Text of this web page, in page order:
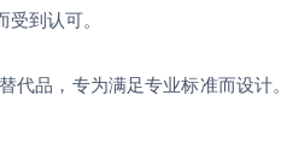
到认可。
代品，专为满足专业标准而设计。